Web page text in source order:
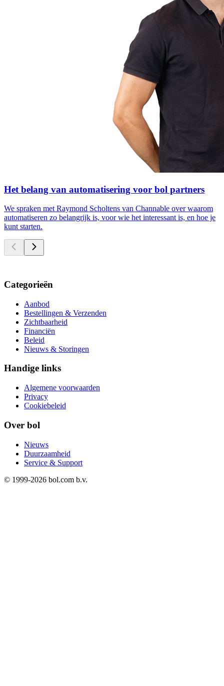
Het belang van automatisering voor bol partners
We spraken met Raymond Scholtens van Channable over waarom
automatiseren zo belangrijk is, voor wie het interessant is, en hoe je
kunt starten.
Categorieën
Aanbod
Bestellingen & Verzenden
Zichtbaarheid
Financiën
Beleid
Nieuws & Storingen
Handige links
Algemene voorwaarden
Privacy
Cookiebeleid
Over bol
Nieuws
Duurzaamheid
Service & Support
© 1999-2026 bol.com b.v.